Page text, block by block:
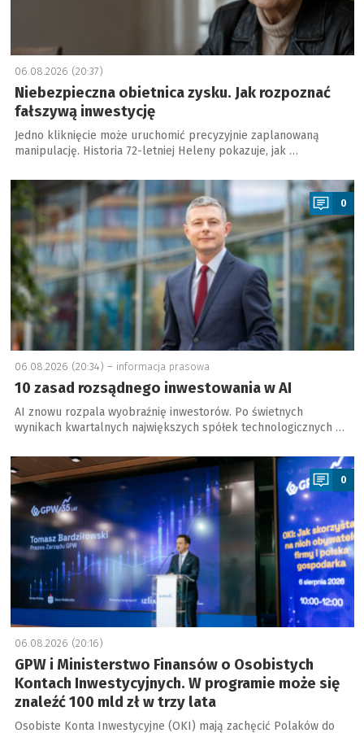
06.08.2026 (20:37)
Niebezpieczna obietnica zysku. Jak rozpoznać
fałszywą inwestycję
Jedno kliknięcie może uruchomić precyzyjnie zaplanowaną
manipulację. Historia 72-letniej Heleny pokazuje, jak …
a
0
06.08.2026 (20:34) – informacja prasowa
10 zasad rozsądnego inwestowania w AI
AI znowu rozpala wyobraźnię inwestorów. Po świetnych
wynikach kwartalnych największych spółek technologicznych …
a
0
06.08.2026 (20:16)
GPW i Ministerstwo Finansów o Osobistych
Kontach Inwestycyjnych. W programie może się
znaleźć 100 mld zł w trzy lata
Osobiste Konta Inwestycyjne (OKI) mają zachęcić Polaków do